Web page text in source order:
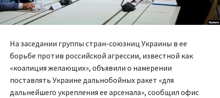
На заседании группы стран-союзниц Украины в ее
борьбе против российской агрессии, известной как
«коалиция желающих», объявили о намерении
поставлять Украине дальнобойных ракет «для
дальнейшего укрепления ее арсенала», сообщил офис